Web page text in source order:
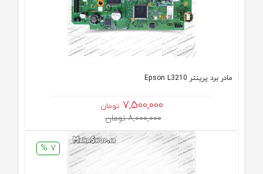
مادر برد پرینتر Epson L3210
7,500,000 تومان
8,000,000 تومان
7 %